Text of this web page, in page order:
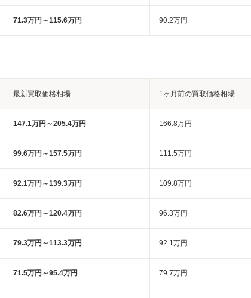
71.3万円～115.6万円 90.2万円
最新買取価格相場 1ヶ月前の買取価格相場
147.1万円～205.4万円 166.8万円
99.6万円～157.5万円 111.5万円
92.1万円～139.3万円 109.8万円
82.6万円～120.4万円 96.3万円
79.3万円～113.3万円 92.1万円
71.5万円～95.4万円 79.7万円